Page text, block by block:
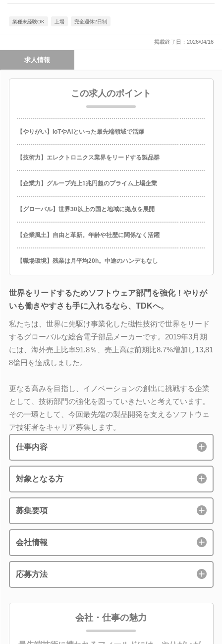
業種未経験OK 上場 完全週休2日制
掲載終了日：2026/04/16
求人情報
この求人のポイント
【やりがい】IoTやAIといった最先端領域で活躍
【技術力】エレクトロニクス業界をリードする製品群
【企業力】グループ売上1兆円超のプライム上場企業
【グローバル】世界30以上の国と地域に拠点を展開
【企業風土】自由と革新。年齢や社歴に関係なく活躍
【職場環境】残業は月平均20h。中途のハンデもなし
世界をリードするためソフトウェア部門を強化！やりが
いも働きやすさも手に入れるなら、TDKへ。
私たちは、世界に先駆け事業化した磁性技術で世界をリード
するグローバルな総合電子部品メーカーです。2019年3月期
には、海外売上比率91.8％、売上高は前期比8.7%増加し13,81
8億円を達成しました。
更なる高みを目指し、イノベーションの創出に挑戦する企業
として、技術部門の強化を図っていきたいと考えています。
その一環として、今回最先端の製品開発を支えるソフトウェ
ア技術者をキャリア募集します。
仕事内容
対象となる方
募集要項
会社情報
応募方法
会社・仕事の魅力